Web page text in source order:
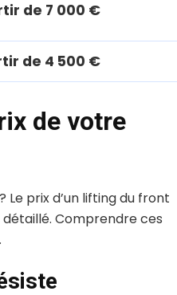
de 7 000 €
de 4 500 €
de votre
prix d’un lifting du front
Comprendre ces